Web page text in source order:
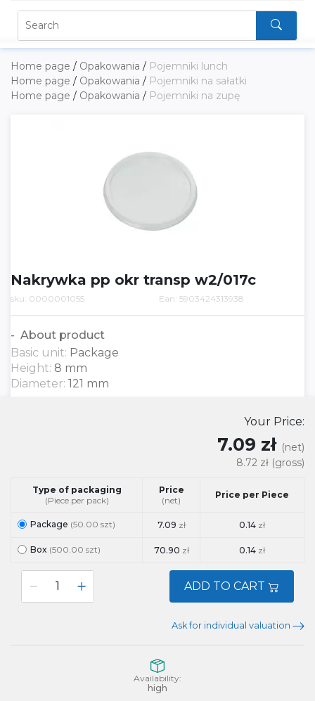
Home page / Opakowania / Pojemniki lunch
Home page / Opakowania / Pojemniki na sałatki
Home page / Opakowania / Pojemniki na zupę
Nakrywka pp okr transp w2/017c
sku: 0000001055 Ean: 5903424313938
About product
Basic unit: Package
Height: 8 mm
Diameter: 121 mm
Your Price:
7.09 zł (net)
8.72 zł (gross)
Type of packaging
(Piece per pack)
Price
(net)
Price per Piece
Package (50.00 szt) 7.09 zł 0.14 zł
Box (500.00 szt) 70.90 zł 0.14 zł
ADD TO CART
Ask for individual valuation
Availability:
high